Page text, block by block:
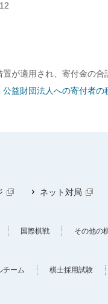
が適用され、寄付金の
公益財団法人への寄付者の
ネット対局
国際棋戦 その他の
チーム 棋士採用試験